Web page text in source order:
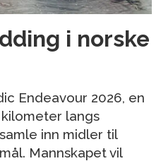
i norske
Endeavour 2026, en
langs
inn midler til
Mannskapet vil